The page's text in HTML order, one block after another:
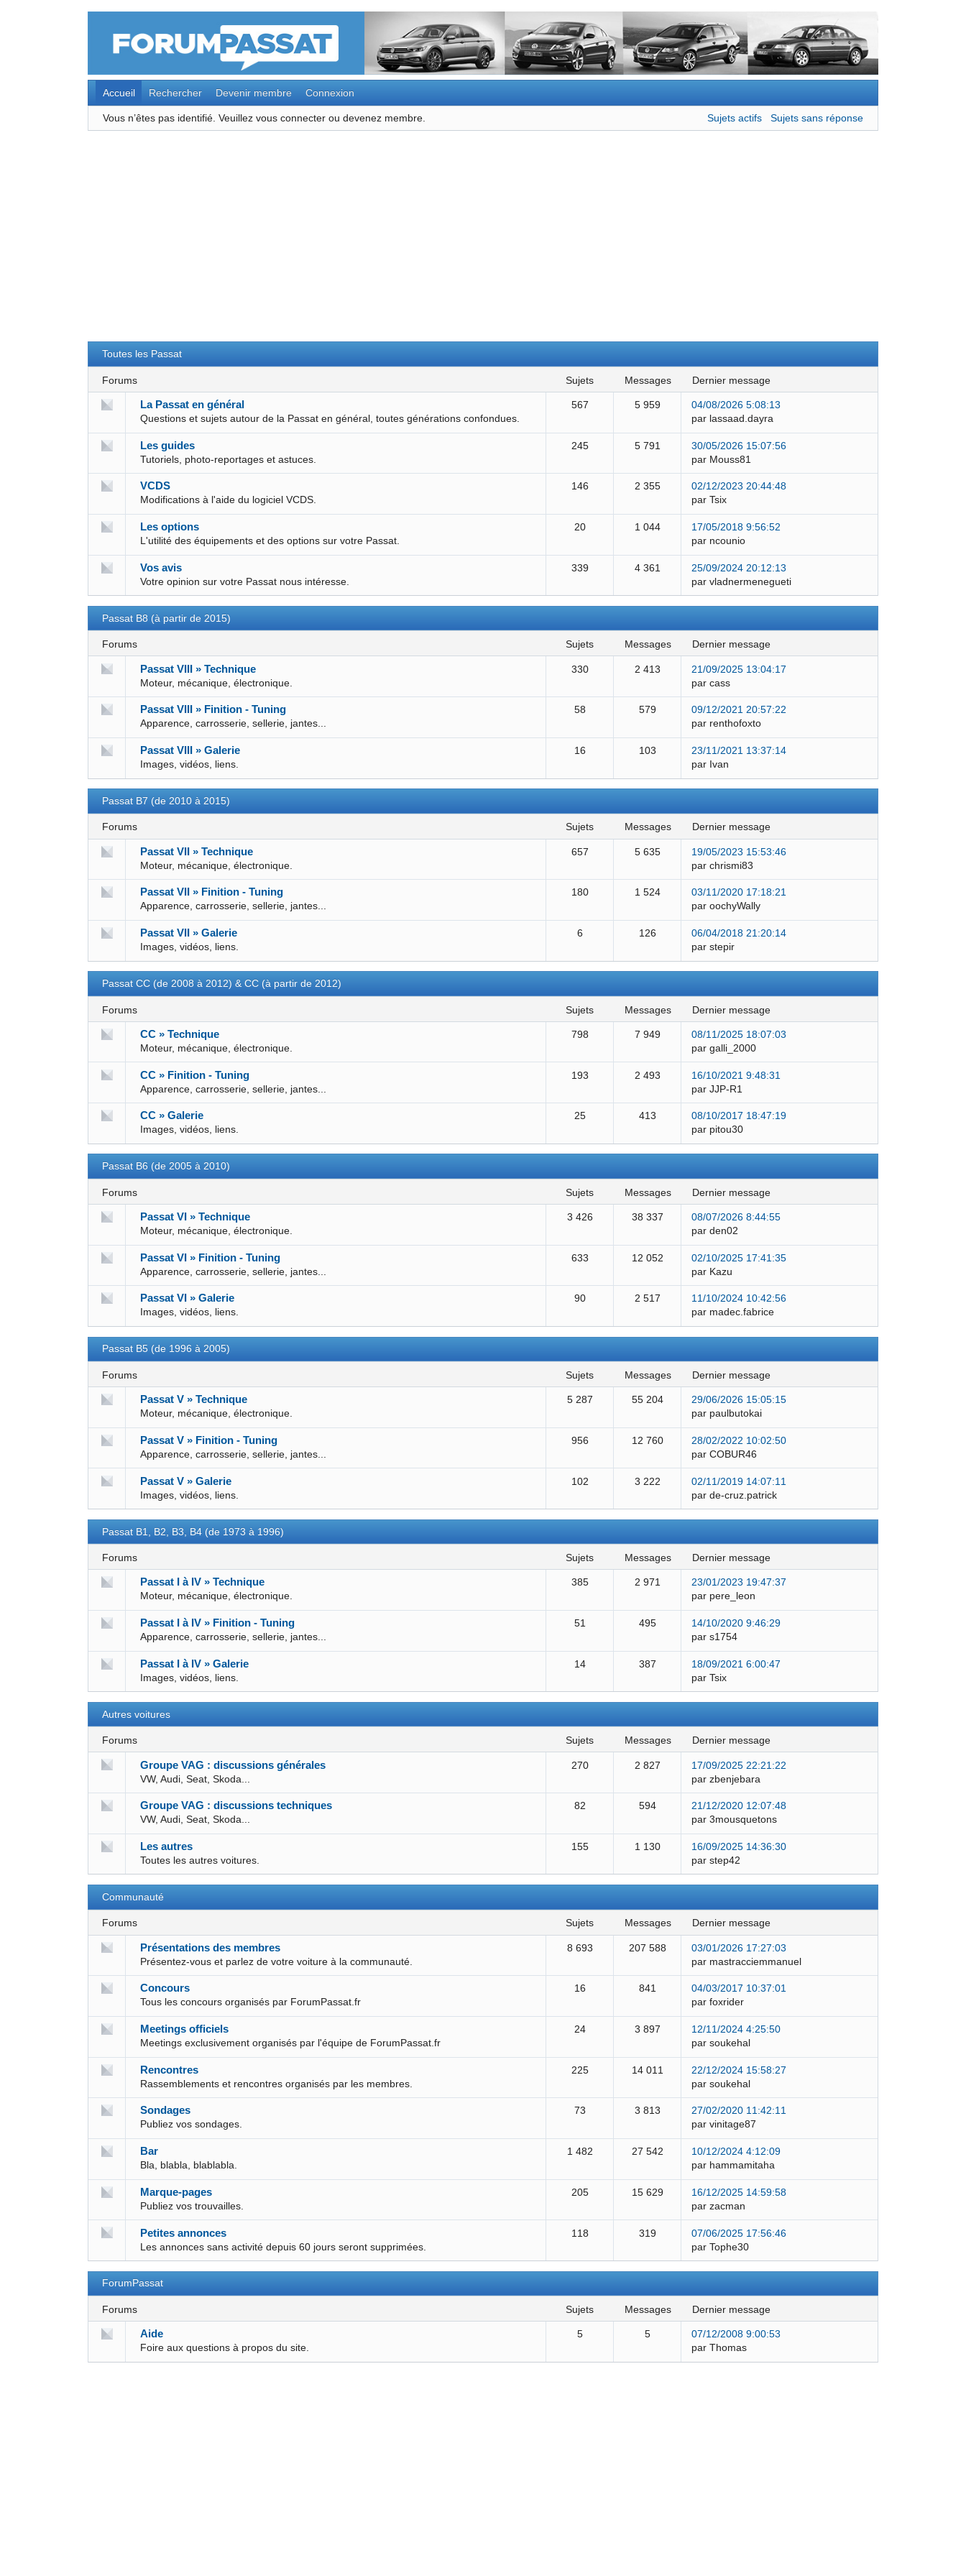
Accueil Rechercher Devenir membre Connexion
Vous n’êtes pas identifié. Veuillez vous connecter ou devenez membre. Sujets actifs Sujets sans réponse
Toutes les Passat
Forums sujets messages dernier message
La Passat en général
Questions et sujets autour de la Passat en général, toutes générations confondues.
567 5 959
04/08/2026 5:08:13
par lassaad.dayra
Les guides
Tutoriels, photo-reportages et astuces.
245 5 791
30/05/2026 15:07:56
par Mouss81
VCDS
Modifications à l'aide du logiciel VCDS.
146 2 355
02/12/2023 20:44:48
par Tsix
Les options
L'utilité des équipements et des options sur votre Passat.
20 1 044
17/05/2018 9:56:52
par ncounio
Vos avis
Votre opinion sur votre Passat nous intéresse.
339 4 361
25/09/2024 20:12:13
par vladnermenegueti
Passat B8 (à partir de 2015)
Forums sujets messages dernier message
Passat VIII » Technique
Moteur, mécanique, électronique.
330 2 413
21/09/2025 13:04:17
par cass
Passat VIII » Finition - Tuning
Apparence, carrosserie, sellerie, jantes...
58 579
09/12/2021 20:57:22
par renthofoxto
Passat VIII » Galerie
Images, vidéos, liens.
16 103
23/11/2021 13:37:14
par Ivan
Passat B7 (de 2010 à 2015)
Forums sujets messages dernier message
Passat VII » Technique
Moteur, mécanique, électronique.
657 5 635
19/05/2023 15:53:46
par chrismi83
Passat VII » Finition - Tuning
Apparence, carrosserie, sellerie, jantes...
180 1 524
03/11/2020 17:18:21
par oochyWally
Passat VII » Galerie
Images, vidéos, liens.
6 126
06/04/2018 21:20:14
par stepir
Passat CC (de 2008 à 2012) & CC (à partir de 2012)
Forums sujets messages dernier message
CC » Technique
Moteur, mécanique, électronique.
798 7 949
08/11/2025 18:07:03
par galli_2000
CC » Finition - Tuning
Apparence, carrosserie, sellerie, jantes...
193 2 493
16/10/2021 9:48:31
par JJP-R1
CC » Galerie
Images, vidéos, liens.
25 413
08/10/2017 18:47:19
par pitou30
Passat B6 (de 2005 à 2010)
Forums sujets messages dernier message
Passat VI » Technique
Moteur, mécanique, électronique.
3 426 38 337
08/07/2026 8:44:55
par den02
Passat VI » Finition - Tuning
Apparence, carrosserie, sellerie, jantes...
633 12 052
02/10/2025 17:41:35
par Kazu
Passat VI » Galerie
Images, vidéos, liens.
90 2 517
11/10/2024 10:42:56
par madec.fabrice
Passat B5 (de 1996 à 2005)
Forums sujets messages dernier message
Passat V » Technique
Moteur, mécanique, électronique.
5 287 55 204
29/06/2026 15:05:15
par paulbutokai
Passat V » Finition - Tuning
Apparence, carrosserie, sellerie, jantes...
956 12 760
28/02/2022 10:02:50
par COBUR46
Passat V » Galerie
Images, vidéos, liens.
102 3 222
02/11/2019 14:07:11
par de-cruz.patrick
Passat B1, B2, B3, B4 (de 1973 à 1996)
Forums sujets messages dernier message
Passat I à IV » Technique
Moteur, mécanique, électronique.
385 2 971
23/01/2023 19:47:37
par pere_leon
Passat I à IV » Finition - Tuning
Apparence, carrosserie, sellerie, jantes...
51 495
14/10/2020 9:46:29
par s1754
Passat I à IV » Galerie
Images, vidéos, liens.
14 387
18/09/2021 6:00:47
par Tsix
Autres voitures
Forums sujets messages dernier message
Groupe VAG : discussions générales
VW, Audi, Seat, Skoda...
270 2 827
17/09/2025 22:21:22
par zbenjebara
Groupe VAG : discussions techniques
VW, Audi, Seat, Skoda...
82 594
21/12/2020 12:07:48
par 3mousquetons
Les autres
Toutes les autres voitures.
155 1 130
16/09/2025 14:36:30
par step42
Communauté
Forums sujets messages dernier message
Présentations des membres
Présentez-vous et parlez de votre voiture à la communauté.
8 693 207 588
03/01/2026 17:27:03
par mastracciemmanuel
Concours
Tous les concours organisés par ForumPassat.fr
16 841
04/03/2017 10:37:01
par foxrider
Meetings officiels
Meetings exclusivement organisés par l'équipe de ForumPassat.fr
24 3 897
12/11/2024 4:25:50
par soukehal
Rencontres
Rassemblements et rencontres organisés par les membres.
225 14 011
22/12/2024 15:58:27
par soukehal
Sondages
Publiez vos sondages.
73 3 813
27/02/2020 11:42:11
par vinitage87
Bar
Bla, blabla, blablabla.
1 482 27 542
10/12/2024 4:12:09
par hammamitaha
Marque-pages
Publiez vos trouvailles.
205 15 629
16/12/2025 14:59:58
par zacman
Petites annonces
Les annonces sans activité depuis 60 jours seront supprimées.
118 319
07/06/2025 17:56:46
par Tophe30
ForumPassat
Forums sujets messages dernier message
Aide
Foire aux questions à propos du site.
5 5
07/12/2008 9:00:53
par Thomas